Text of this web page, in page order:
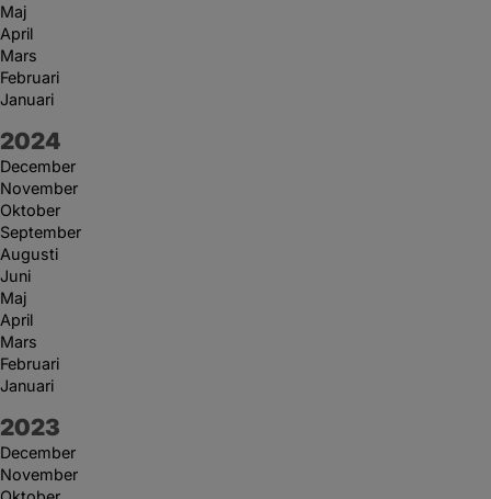
Maj
April
Mars
Februari
Januari
År:
2024
December
November
Oktober
September
Augusti
Juni
Maj
April
Mars
Februari
Januari
År:
2023
December
November